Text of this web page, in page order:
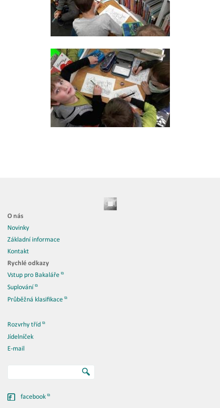
O nás
Novinky
Základní informace
Kontakt
Rychlé odkazy
Vstup pro Bakaláře
Suplování
Průběžná klasifikace
Rozvrhy tříd
Jídelníček
E-mail
facebook